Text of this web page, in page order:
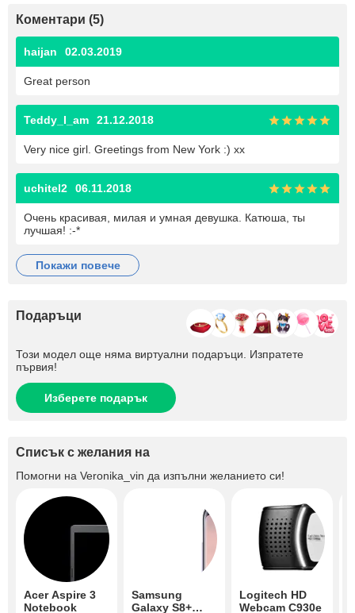
Коментари (5)
haijan 02.03.2019
Great person
Teddy_I_am 21.12.2018
Very nice girl. Greetings from New York :) xx
uchitel2 06.11.2018
Очень красивая, милая и умная девушка. Катюша, ты
лучшая! :-*
покажи повече
Подаръци
Този модел още няма виртуални подаръци. Изпратете
първия!
Изберете подарък
Списък с желания на
Помогни на Veronika_vin да изпълни желанието си!
Acer Aspire 3
Notebook
Samsung
Galaxy S8+
Logitech HD
Webcam C930e